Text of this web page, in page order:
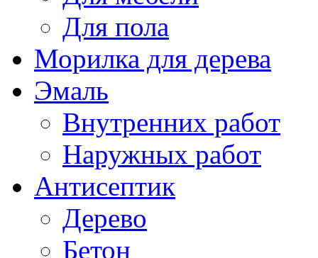
Для пола
Морилка для дерева
Эмаль
Внутренних работ
Наружных работ
Антисептик
Дерево
Бетон